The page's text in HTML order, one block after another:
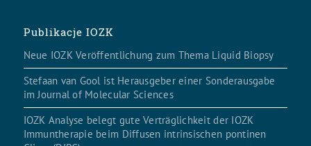
Publikacje IOZK
Neue IOZK Veröffentlichung zum Thema Liquid Biopsy
Stefaan van Gool ist Herausgeber einer Sonderausgabe
im Journal of Molecular Sciences
IOZK Analyse belegt gute Verträglichkeit der IOZK
Immuntherapie beim Diffusen intrinsischen pontinen